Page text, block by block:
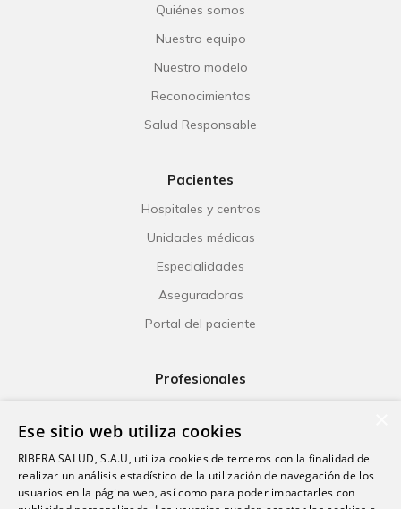
Quiénes somos
Nuestro equipo
Nuestro modelo
Reconocimientos
Salud Responsable
Pacientes
Hospitales y centros
Unidades médicas
Especialidades
Aseguradoras
Portal del paciente
Profesionales
Investigación
Formación
Escuela universitaria
Ese sitio web utiliza cookies
RIBERA SALUD, S.A.U, utiliza cookies de terceros con la finalidad de
realizar un análisis estadístico de la utilización de navegación de los
usuarios en la página web, así como para poder impactarles con